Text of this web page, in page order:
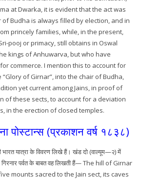
at Dwarka, it is evident that the act was
Budha is always filled by election, and in
princely families, while, in the present,
pooj or primacy, still obtains in Oswal
kings of Anhuwarva, but who have
commerce. I mention this to account for
of Girnar”, into the chair of Budha,
yet current among Jains, in proof of
of these sects, to account for a deviation
in the erection of closed temples.
पोस्टान्स (प्रकाशन वर्ष १८३८)
भारत यात्रा के विवरण लिखे हैं। खंड दो (वाल्यूम—२) में
गिरनार पर्वत के बाबत वह लिखती हैं— The hill of Girnar
mounts sacred to the Jain sect, its caves